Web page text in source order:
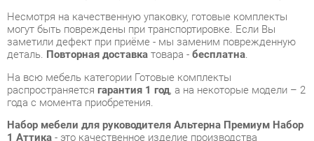
На всю мебель категории Готовые комплекты
распространяетсягарантия 1 год , а на некоторые модели – 2
года с момента приобретения.
Набор мебели для руководителя Альтерна Премиум Набор
- это качественное изделие производства
Альтерна, соответствующее современному
государственному стандарту.
будем рады, если вы оставите отзыв об опыте его